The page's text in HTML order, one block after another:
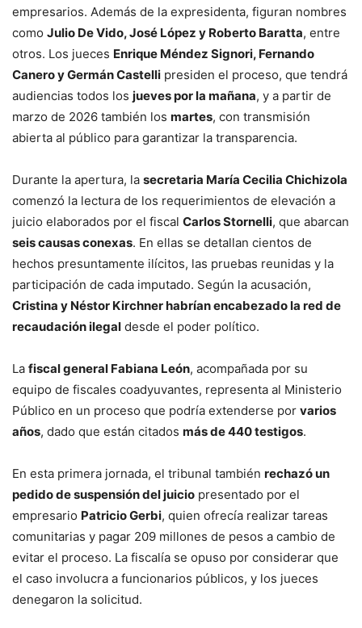
empresarios. Además de la expresidenta, figuran nombres
como Julio De Vido, José López y Roberto Baratta, entre
otros. Los jueces Enrique Méndez Signori, Fernando
Canero y Germán Castelli presiden el proceso, que tendrá
audiencias todos los jueves por la mañana, y a partir de
marzo de 2026 también los martes, con transmisión
abierta al público para garantizar la transparencia.
Durante la apertura, la secretaria María Cecilia Chichizola
comenzó la lectura de los requerimientos de elevación a
juicio elaborados por el fiscal Carlos Stornelli, que abarcan
seis causas conexas. En ellas se detallan cientos de
hechos presuntamente ilícitos, las pruebas reunidas y la
participación de cada imputado. Según la acusación,
Cristina y Néstor Kirchner habrían encabezado la red de
recaudación ilegal desde el poder político.
La fiscal general Fabiana León, acompañada por su
equipo de fiscales coadyuvantes, representa al Ministerio
Público en un proceso que podría extenderse por varios
años, dado que están citados más de 440 testigos.
En esta primera jornada, el tribunal también rechazó un
pedido de suspensión del juicio presentado por el
empresario Patricio Gerbi, quien ofrecía realizar tareas
comunitarias y pagar 209 millones de pesos a cambio de
evitar el proceso. La fiscalía se opuso por considerar que
el caso involucra a funcionarios públicos, y los jueces
denegaron la solicitud.